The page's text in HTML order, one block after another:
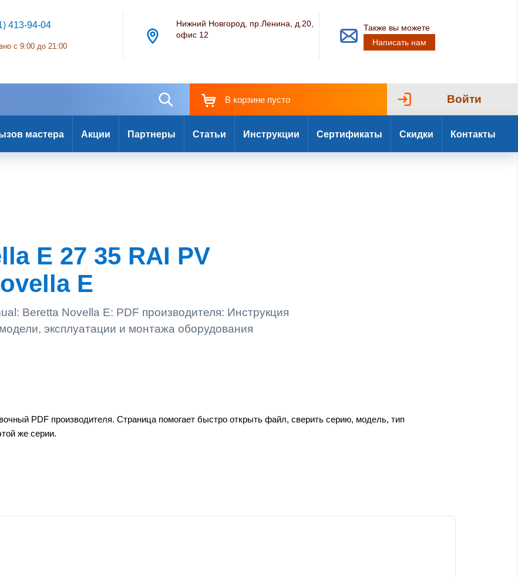
413-94-04
с 9:00 до 21:00
Нижний Новгород, пр.Ленина, д.20,
офис 12
Также вы можете
Написать нам
В корзине пусто Войти
мастера Акции Партнеры Статьи Инструкции Сертификаты Скидки Контакты
E 27 35 RAI PV
E
Beretta Novella E: PDF производителя: Инструкция
эксплуатации и монтажа оборудования
PDF производителя. Страница помогает быстро открыть файл, сверить серию, модель, тип
же серии.